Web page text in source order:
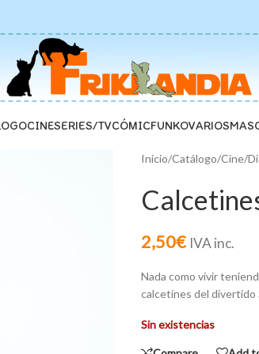
CINESERIES/TVCÓMICFUNKOVARIOS
Inicio/Catálogo/Cine/
2,50€ IVA inc.
Nada como vivir
calcetines del divertido
Sin existencias